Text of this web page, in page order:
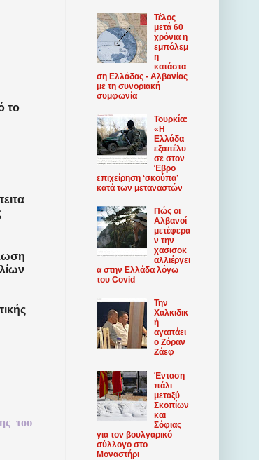
το
του
Τέλος
μετά 60
χρόνια η
εμπόλεμ
η
κατάστα
ση Ελλάδας - Αλβανίας
με τη συνοριακή
συμφωνία
Τουρκία:
«Η
Ελλάδα
εξαπέλυ
σε στον
Έβρο
επιχείρηση ‘σκούπα’
κατά των μεταναστών
Πώς οι
Αλβανοί
μετέφερα
ν την
χασισοκ
αλλιέργει
α στην Ελλάδα λόγω
του Covid
Την
Χαλκιδικ
ή
αγαπάει
ο Ζόραν
Ζάεφ
Ένταση
πάλι
μεταξύ
Σκοπίων
και
Σόφιας
για τον βουλγαρικό
σύλλογο στο
Μοναστήρι